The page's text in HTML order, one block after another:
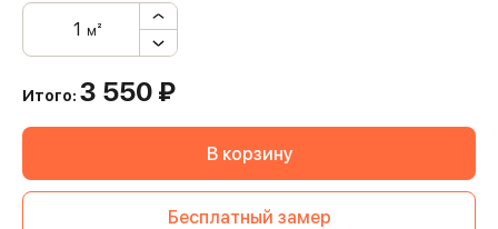
м²
Итого: 3 550 ₽
В корзину
Бесплатный замер